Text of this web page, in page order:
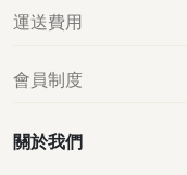
運送費用
會員制度
關於我們